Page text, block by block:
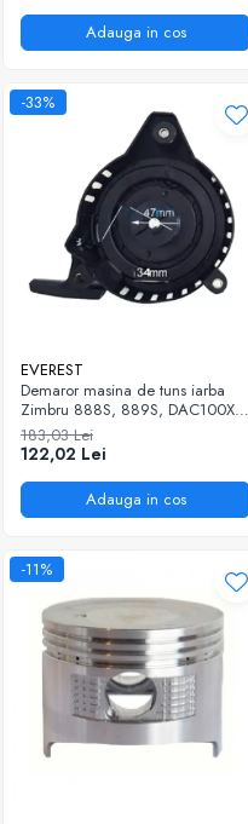
Adauga in cos
-33%
EVEREST
Demaror masina de tuns iarba
Zimbru 888S, 889S, DAC100XL,
Atlet 909
183,03 Lei
122,02 Lei
Adauga in cos
-11%